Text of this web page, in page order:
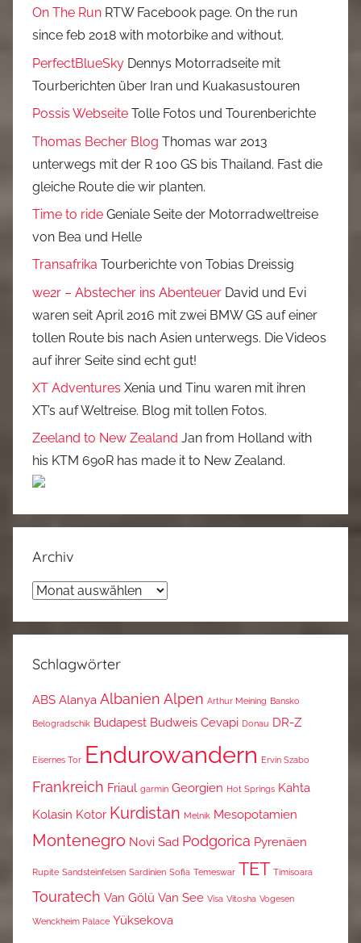
On The Run RTW Facebook page. On the run
since feb 2018 with motorbike and without.
PerfectBlueSky Dennys Motorradseite mit
Tourberichten über Iran und Kuakasustouren
Possis Webseite Tolle Fotos und Tourenberichte
Thomas Becher Blog Thomas war 2013
unterwegs mit der R 100 GS bis Thailand. Fast die
gleiche Route die wir planten.
Time to ride Geniale Seite der Motorradweltreise
von Bea und Helle
Transafrika Tourberichte von Tobias Dreissig
we2r – Abstecher ins Abenteuer David und Evi
waren seit April 2016 mit zwei BMW GS auf einer
tollen Route bis nach Asien unterwegs. Die Videos
auf ihrer Seite sind echt gut!
XT Adventures Xenia und Tinu waren mit ihren
XT’s auf Weltreise. Blog mit tollen Fotos.
Zeeland to New Zealand Jan from Holland with
his KTM 690R has made it to New Zealand.
Archiv
Archiv
Schlagwörter
ABS Alanya Albanien Alpen Arthur Meining Bansko
Belogradschik Budapest Budweis Cevapi Donau DR-Z
Eisernes Tor Endurowandern Ervin Szabo
Frankreich Friaul garmin Georgien Hot Springs Kahta
Kolasin Kotor Kurdistan Melnik Mesopotamien
Montenegro Novi Sad Podgorica Pyrenäen
Rupite Sandsteinfelsen Sardinien Sofia Temeswar TET Timisoara
Touratech Van Gölü Van See Visa Vitosha Vogesen
Wenckheim Palace Yüksekova